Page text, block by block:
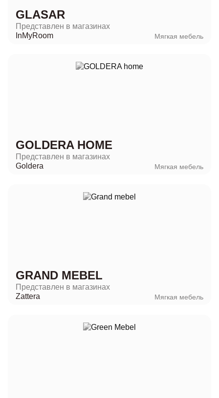
GLASAR
Представлен в магазинах
InMyRoom
Мягкая мебель
GOLDERA HOME
Представлен в магазинах
Goldera
Мягкая мебель
GRAND MEBEL
Представлен в магазинах
Zattera
Мягкая мебель